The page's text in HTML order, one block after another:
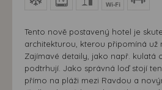
Tento nově postavený hotel je
architekturou, kterou připomíná už
Zajímavé detaily, jako např. kulatá
podtrhují. Jako správná loď stojí
přímo na pláži mezi Ravdou a